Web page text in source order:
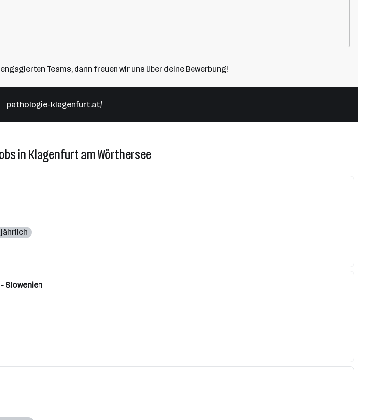
Teams, dann freuen wir uns über deine Bewerbung!
pathologie-klagenfurt.at/
in Klagenfurt am Wörthersee
jährlich
Slowenien